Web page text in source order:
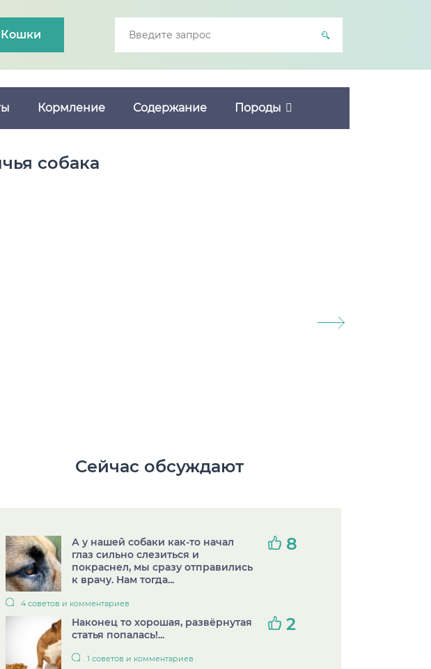
Кошки
Кормление Содержание Породы
собака
Сейчас обсуждают
А у нашей собаки как-то начал
глаз сильно слезиться и
покраснел, мы сразу отправились
к врачу. Нам тогда...
4 советов и комментариев
8
Наконец то хорошая, развёрнутая
статья попалась!...
1 советов и комментариев
2